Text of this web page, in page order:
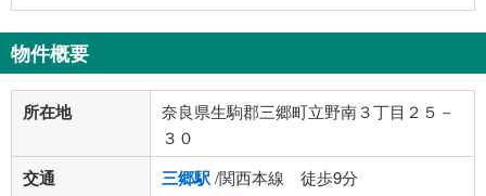
物件概要
所在地
奈良県生駒郡三郷町立野南３丁目２５－
３０
交通 三郷駅/関西本線 徒歩9分